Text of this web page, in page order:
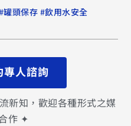
罐頭保存 #飲用水安全
專人諮詢
新知，歡迎各種形式之媒
作 ✦